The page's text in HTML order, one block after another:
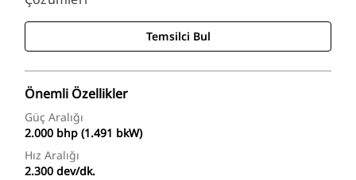
Temsilci Bul
Önemli Özellikler
Güç Aralığı
2.000 bhp (1.491 bkW)
Hız Aralığı
2.300 dev/dk.